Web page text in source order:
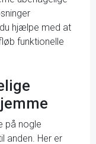
hjælpe med at
funktionelle
på nogle
anden. Her er